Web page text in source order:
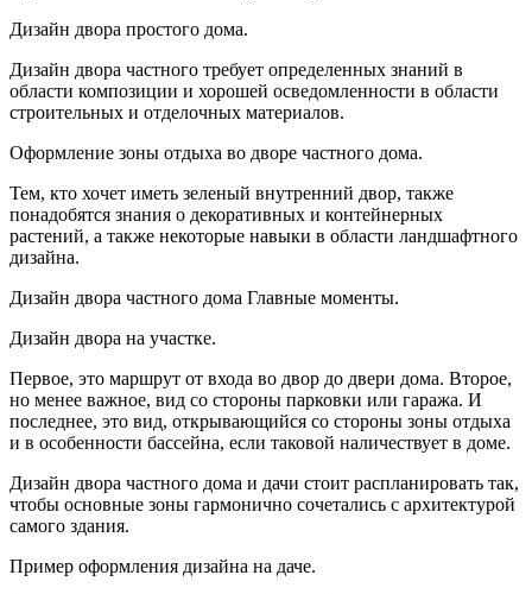
Дизайн двора простого дома.
Дизайн двора частного требует определенных знаний в
области композиции и хорошей осведомленности в области
строительных и отделочных материалов.
Оформление зоны отдыха во дворе частного дома.
Тем, кто хочет иметь зеленый внутренний двор, также
понадобятся знания о декоративных и контейнерных
растений, а также некоторые навыки в области ландшафтного
дизайна.
Дизайн двора частного дома Главные моменты.
Дизайн двора на участке.
Первое, это маршрут от входа во двор до двери дома. Второе,
но менее важное, вид со стороны парковки или гаража. И
последнее, это вид, открывающийся со стороны зоны отдыха
и в особенности бассейна, если таковой наличествует в доме.
Дизайн двора частного дома и дачи стоит распланировать так,
чтобы основные зоны гармонично сочетались с архитектурой
самого здания.
Пример оформления дизайна на даче.